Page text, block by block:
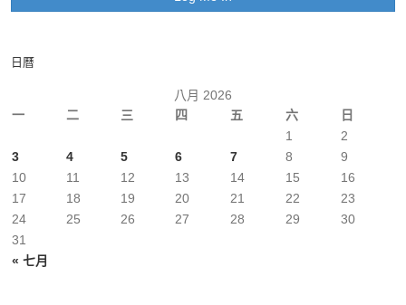
日曆
八月 2026
一
二 三 四 五 六 日
« 七月
1
2
3
4 5 6 7 8
9
10
11 12 13 14 15
16
17
18 19 20 21 22
23
24
25 26 27 28 29
30
31